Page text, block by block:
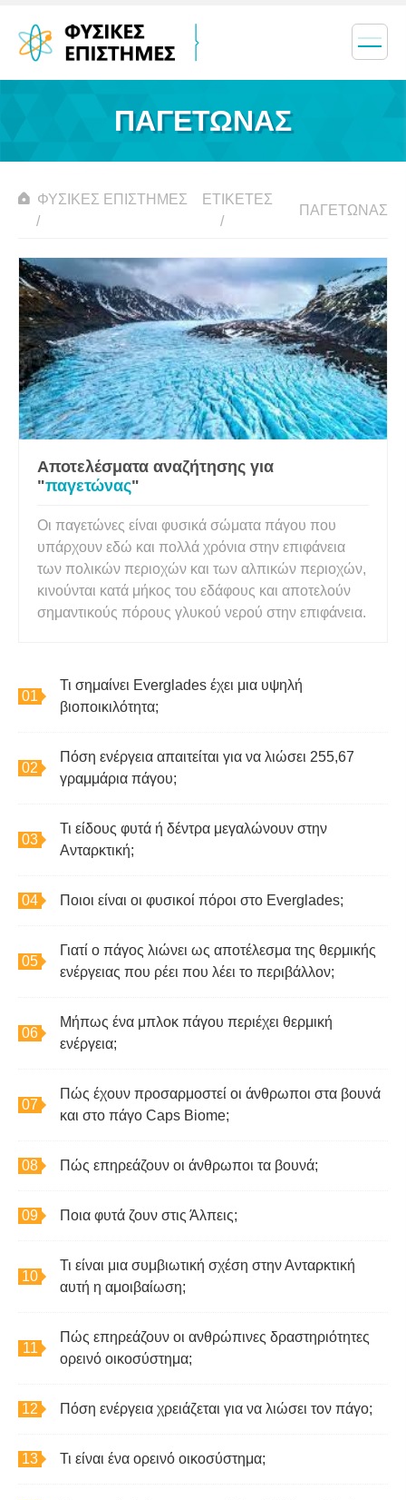
ΠΑΓΕΤΏΝΑΣ
ΦΥΣΙΚΈΣ ΕΠΙΣΤΉΜΕΣ ΕΤΙΚΈΤΕΣ
ΠΑΓΕΤΏΝΑΣ
Αποτελέσματα αναζήτησης για
"παγετώνας"
Οι παγετώνες είναι φυσικά σώματα πάγου που
υπάρχουν εδώ και πολλά χρόνια στην επιφάνεια
των πολικών περιοχών και των αλπικών περιοχών,
κινούνται κατά μήκος του εδάφους και αποτελούν
σημαντικούς πόρους γλυκού νερού στην επιφάνεια.
Τι σημαίνει Everglades έχει μια υψηλή
βιοποικιλότητα;
Πόση ενέργεια απαιτείται για να λιώσει 255,67
γραμμάρια πάγου;
Τι είδους φυτά ή δέντρα μεγαλώνουν στην
Ανταρκτική;
Ποιοι είναι οι φυσικοί πόροι στο Everglades;
Γιατί ο πάγος λιώνει ως αποτέλεσμα της θερμικής
ενέργειας που ρέει που λέει το περιβάλλον;
Μήπως ένα μπλοκ πάγου περιέχει θερμική
ενέργεια;
Πώς έχουν προσαρμοστεί οι άνθρωποι στα βουνά
και στο πάγο Caps Biome;
Πώς επηρεάζουν οι άνθρωποι τα βουνά;
Ποια φυτά ζουν στις Άλπεις;
Τι είναι μια συμβιωτική σχέση στην Ανταρκτική
αυτή η αμοιβαίωση;
Πώς επηρεάζουν οι ανθρώπινες δραστηριότητες
ορεινό οικοσύστημα;
Πόση ενέργεια χρειάζεται για να λιώσει τον πάγο;
Τι είναι ένα ορεινό οικοσύστημα;